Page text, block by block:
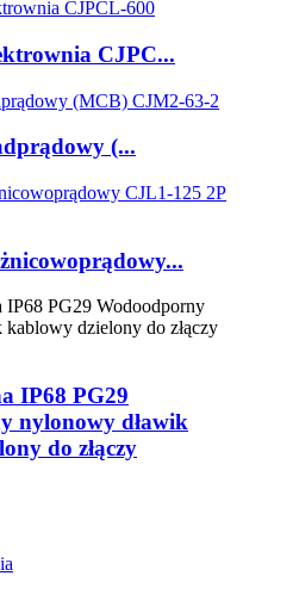
CJPC...
(...
IP68 PG29
nylonowy dławik
do złączy